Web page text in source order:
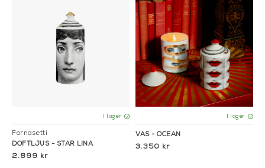
I lager
Fornasetti
DOFTLJUS - STAR LINA
2.899 kr
I lager
VAS - OCEAN
3.350 kr